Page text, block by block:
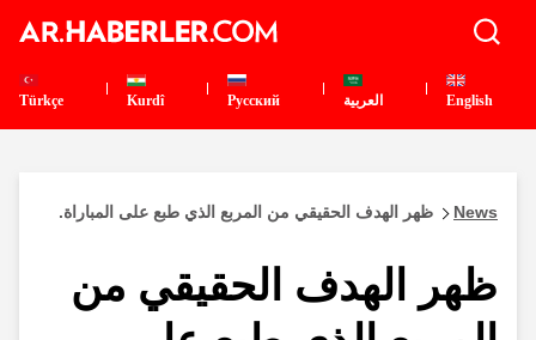
English العربية Pусский
Kurdî
Türkçe
News ظهر الهدف الحقيقي من المربع الذي طبع على المباراة.
ظهر الهدف الحقيقي من